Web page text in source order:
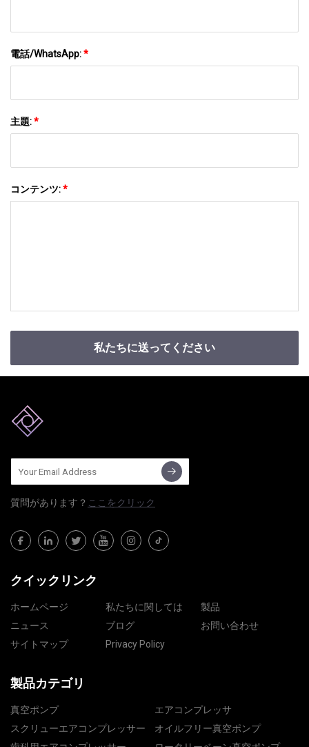
電話/WhatsApp:*
主題:*
コンテンツ:*
私たちに送ってください
質問​​があります？ ここをクリック
クイックリンク
ホームページ 私たちに関しては
製品
ニュース
ブログ
お問い合わせ
サイトマップ
Privacy Policy
製品カテゴリ
真空ポンプ
エアコンプレッサ
スクリューエアコンプレッサー
オイルフリー真空ポンプ